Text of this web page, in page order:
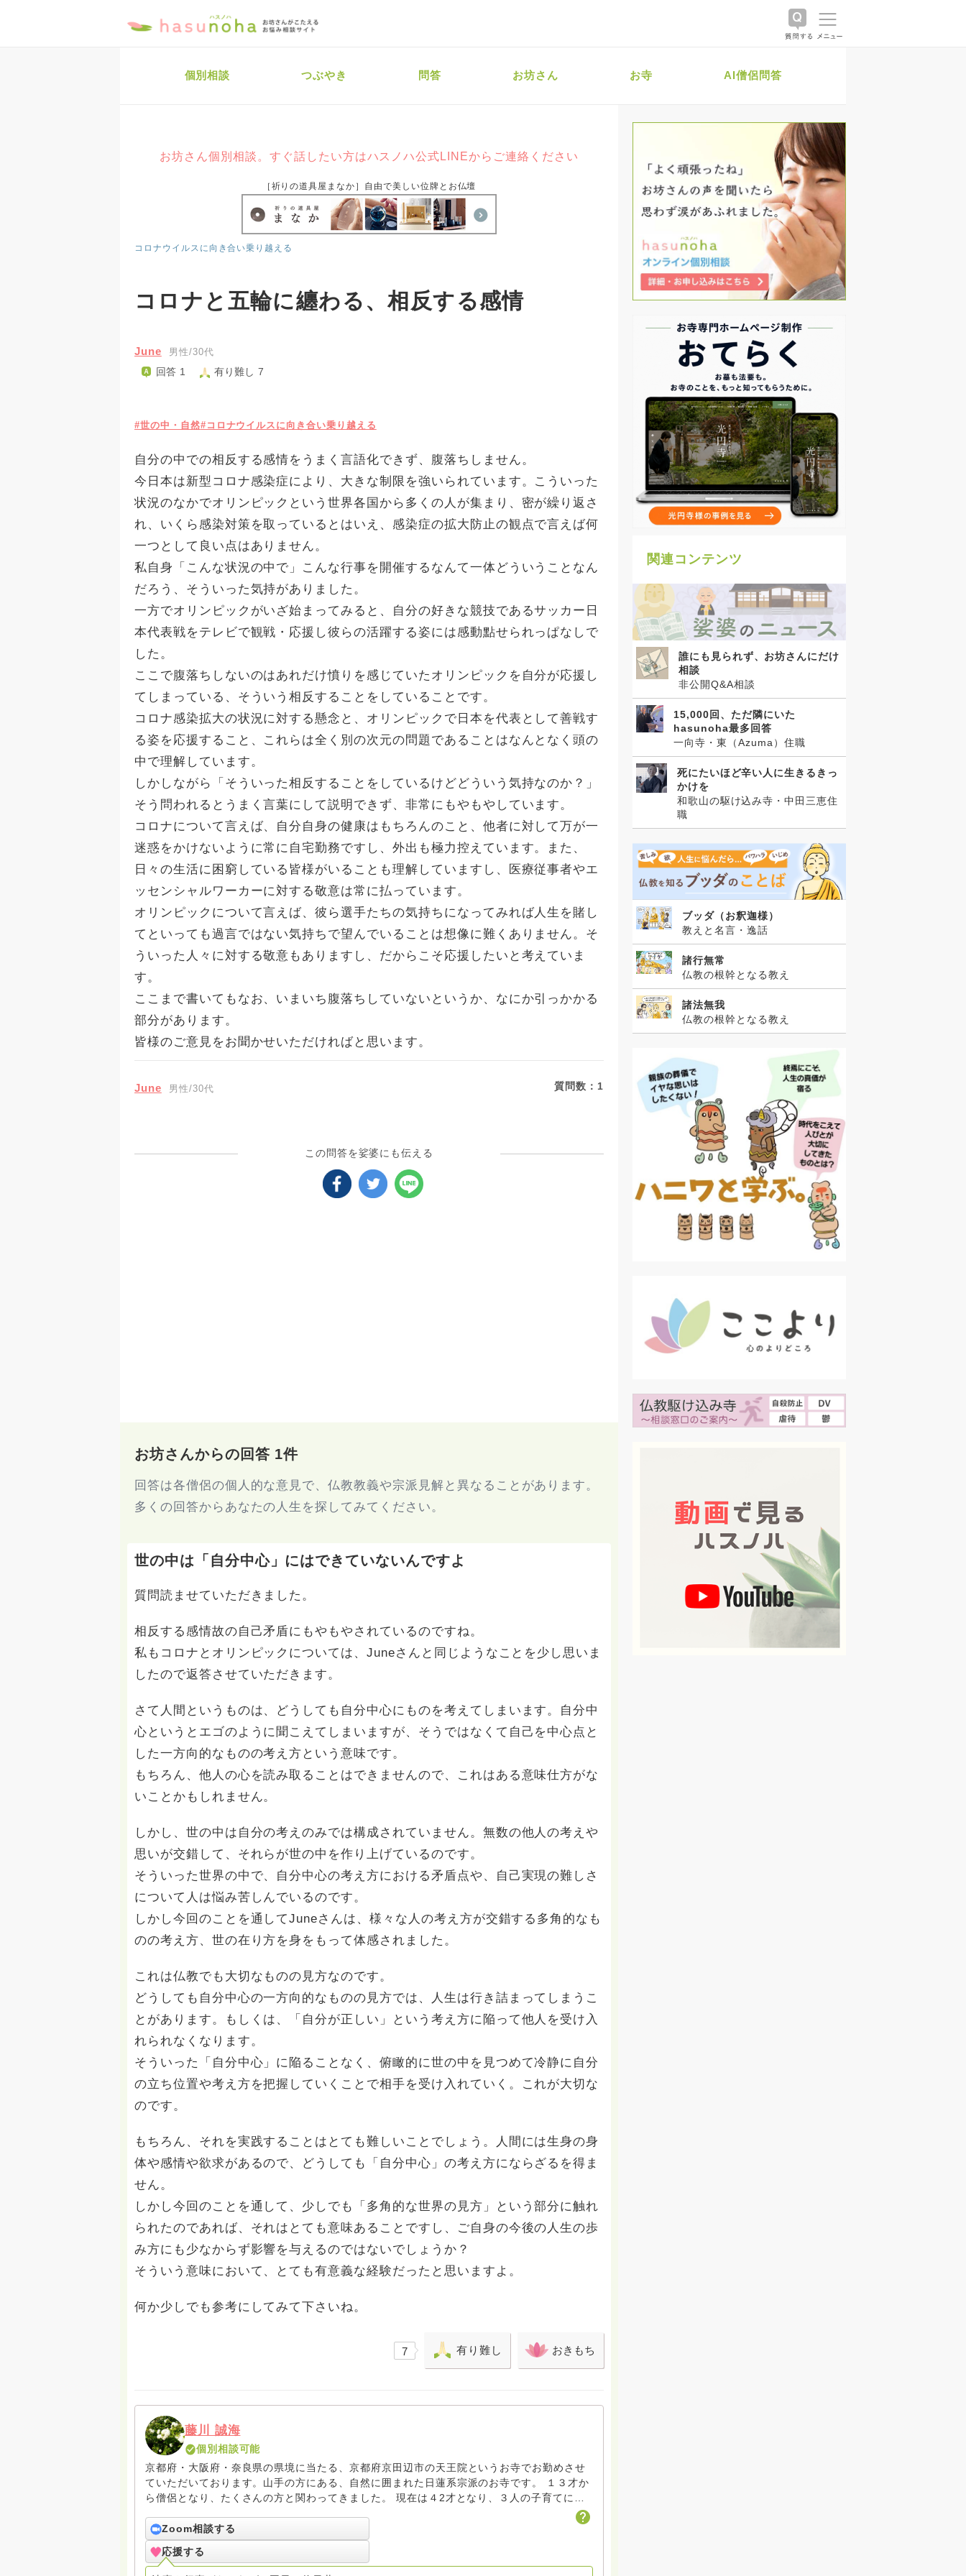
個別相談 つぶやき 問答 お坊さん お寺 AI僧侶問答
お坊さん個別相談。すぐ話したい方はハスノハ公式LINEからご連絡ください
［祈りの道具屋まなか］自由で美しい位牌とお仏壇
コロナウイルスに向き合い乗り越える
コロナと五輪に纏わる、相反する感情
June 男性/30代
回答 1 有り難し 7
#世の中・自然#コロナウイルスに向き合い乗り越える
自分の中での相反する感情をうまく言語化できず、腹落ちしません。
今日本は新型コロナ感染症により、大きな制限を強いられています。こういった
状況のなかでオリンピックという世界各国から多くの人が集まり、密が繰り返さ
れ、いくら感染対策を取っているとはいえ、感染症の拡大防止の観点で言えば何
一つとして良い点はありません。
私自身「こんな状況の中で」こんな行事を開催するなんて一体どういうことなん
だろう、そういった気持がありました。
一方でオリンピックがいざ始まってみると、自分の好きな競技であるサッカー日
本代表戦をテレビで観戦・応援し彼らの活躍する姿には感動點せられっぱなしで
した。
ここで腹落ちしないのはあれだけ憤りを感じていたオリンピックを自分が応援し
てしまっている、そういう相反することをしていることです。
コロナ感染拡大の状況に対する懸念と、オリンピックで日本を代表として善戦す
る姿を応援すること、これらは全く別の次元の問題であることはなんとなく頭の
中で理解しています。
しかしながら「そういった相反することをしているけどどういう気持なのか？」
そう問われるとうまく言葉にして説明できず、非常にもやもやしています。
コロナについて言えば、自分自身の健康はもちろんのこと、他者に対して万が一
迷惑をかけないように常に自宅勤務ですし、外出も極力控えています。また、
日々の生活に困窮している皆様がいることも理解していますし、医療従事者やエ
ッセンシャルワーカーに対する敬意は常に払っています。
オリンピックについて言えば、彼ら選手たちの気持ちになってみれば人生を賭し
てといっても過言ではない気持ちで望んでいることは想像に難くありません。そ
ういった人々に対する敬意もありますし、だからこそ応援したいと考えていま
す。
ここまで書いてもなお、いまいち腹落ちしていないというか、なにか引っかかる
部分があります。
皆様のご意見をお聞かせいただければと思います。
June 男性/30代 質問数： 1
この問答を娑婆にも伝える
お坊さんからの回答 1件
回答は各僧侶の個人的な意見で、仏教教義や宗派見解と異なることがあります。
多くの回答からあなたの人生を探してみてください。
世の中は「自分中心」にはできていないんですよ
質問読ませていただきました。
相反する感情故の自己矛盾にもやもやされているのですね。
私もコロナとオリンピックについては、Juneさんと同じようなことを少し思いま
したので返答させていただきます。
さて人間というものは、どうしても自分中心にものを考えてしまいます。自分中
心というとエゴのように聞こえてしまいますが、そうではなくて自己を中心点と
した一方向的なものの考え方という意味です。
もちろん、他人の心を読み取ることはできませんので、これはある意味仕方がな
いことかもしれません。
しかし、世の中は自分の考えのみでは構成されていません。無数の他人の考えや
思いが交錯して、それらが世の中を作り上げているのです。
そういった世界の中で、自分中心の考え方における矛盾点や、自己実現の難しさ
について人は悩み苦しんでいるのです。
しかし今回のことを通してJuneさんは、様々な人の考え方が交錯する多角的なも
のの考え方、世の在り方を身をもって体感されました。
これは仏教でも大切なものの見方なのです。
どうしても自分中心の一方向的なものの見方では、人生は行き詰まってしまうこ
とがあります。もしくは、「自分が正しい」という考え方に陥って他人を受け入
れられなくなります。
そういった「自分中心」に陥ることなく、俯瞰的に世の中を見つめて冷静に自分
の立ち位置や考え方を把握していくことで相手を受け入れていく。これが大切な
のです。
もちろん、それを実践することはとても難しいことでしょう。人間には生身の身
体や感情や欲求があるので、どうしても「自分中心」の考え方にならざるを得ま
せん。
しかし今回のことを通して、少しでも「多角的な世界の見方」という部分に触れ
られたのであれば、それはとても意味あることですし、ご自身の今後の人生の歩
み方にも少なからず影響を与えるのではないでしょうか？
そういう意味において、とても有意義な経験だったと思いますよ。
何か少しでも参考にしてみて下さいね。
7 有り難し おきもち
藤川 誠海
個別相談可能
京都府・大阪府・奈良県の県境に当たる、京都府京田辺市の天王院というお寺でお勤めさせ
ていただいております。山手の方にある、自然に囲まれた日蓮系宗派のお寺です。 １３才か
ら僧侶となり、たくさんの方と関わってきました。 現在は４2才となり、３人の子育てに奮
闘中です！また、教育関係の仕事にも勤めたことがあります。 自分の経験したこと全てが私
自身の糧となり、それが人を救う力になればいいなと、何があってもポジティブに考えるよ
うにしてます。 その経験を活かし、 ・人間関係 ・将来の不安 ・仏事全般 など、様々な質問
に答えていきたいと思っております。 何か悩み事がある、個人的に相談したい、質問につい
て他の人に知られたくない、という方は遠慮なくメールにてご相談下さい。 今までにたくさ
Zoom相談する
応援する
関連コンテンツ
誰にも見られず、お坊さんにだけ
相談
非公開Q&A相談
15,000回、ただ隣にいた
hasunoha最多回答
一向寺・東（Azuma）住職
死にたいほど辛い人に生きるきっ
かけを
和歌山の駆け込み寺・中田三恵住
職
ブッダ（お釈迦様）
教えと名言・逸話
諸行無常
仏教の根幹となる教え
諸法無我
仏教の根幹となる教え